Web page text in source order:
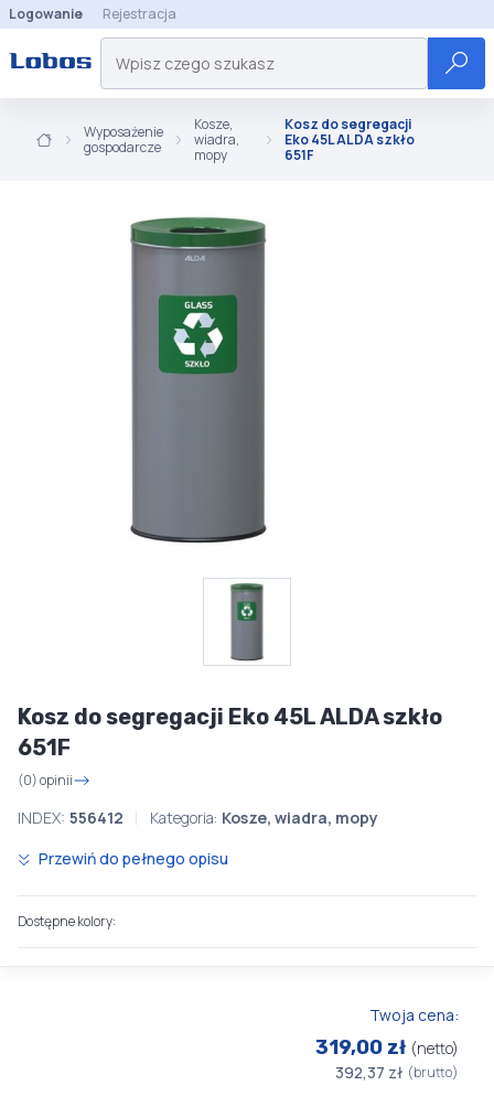
Logowanie Rejestracja
Wyposażenie
gospodarcze
Kosze,
wiadra,
mopy
Kosz do segregacji
Eko 45L ALDA szkło
651F
Kosz do segregacji Eko 45L ALDA szkło
651F
(0) opinii
INDEX: 556412 Kategoria: Kosze, wiadra, mopy
Przewiń do pełnego opisu
Dostępne kolory:
Twoja cena:
319,00 zł (netto)
392,37 zł (brutto)